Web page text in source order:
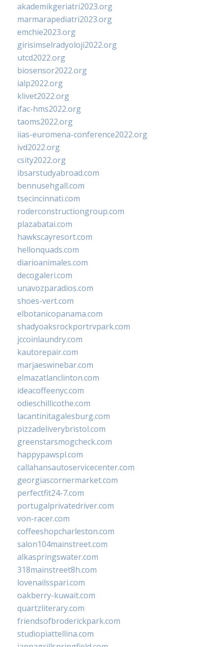
akademikgeriatri2023.org
marmarapediatri2023.org
emchie2023.org
girisimselradyoloji2022.org
utcd2022.org
biosensor2022.org
ialp2022.org
klivet2022.org
ifac-hms2022.org
taoms2022.org
iias-euromena-conference2022.org
ivd2022.org
csity2022.org
ibsarstudyabroad.com
bennusehgall.com
tsecincinnati.com
roderconstructiongroup.com
plazabatai.com
hawkscayresort.com
hellonquads.com
diarioanimales.com
decogaleri.com
unavozparadios.com
shoes-vert.com
elbotanicopanama.com
shadyoaksrockportrvpark.com
jccoinlaundry.com
kautorepair.com
marjaeswinebar.com
elmazatlanclinton.com
ideacoffeenyc.com
odieschillicothe.com
lacantinitagalesburg.com
pizzadeliverybristol.com
greenstarsmogcheck.com
happypawspl.com
callahansautoservicecenter.com
georgiascornermarket.com
perfectfit24-7.com
portugalprivatedriver.com
von-racer.com
coffeeshopcharleston.com
salon104mainstreet.com
alkaspringswater.com
318mainstreet8h.com
lovenailsspari.com
oakberry-kuwait.com
quartzliterary.com
friendsofbroderickpark.com
studiopiattellina.com